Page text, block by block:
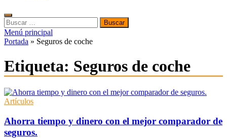
Buscar:
Menú principal
Portada » Seguros de coche
Etiqueta: Seguros de coche
Artículos
Ahorra tiempo y dinero con el mejor comparador de
seguros.